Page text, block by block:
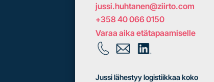
jussi.huhtanen@ziirto.com
+358 40 066 0150
Varaa aika etätapaamiselle
Jussi lähestyy logistiikkaa koko